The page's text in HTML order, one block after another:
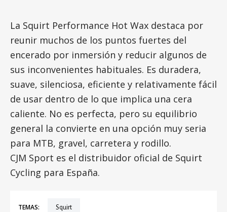
La Squirt Performance Hot Wax destaca por
reunir muchos de los puntos fuertes del
encerado por inmersión y reducir algunos de
sus inconvenientes habituales. Es duradera,
suave, silenciosa, eficiente y relativamente fácil
de usar dentro de lo que implica una cera
caliente. No es perfecta, pero su equilibrio
general la convierte en una opción muy seria
para MTB, gravel, carretera y rodillo.
CJM Sport es el distribuidor oficial de Squirt
Cycling para España.
TEMAS: Squirt